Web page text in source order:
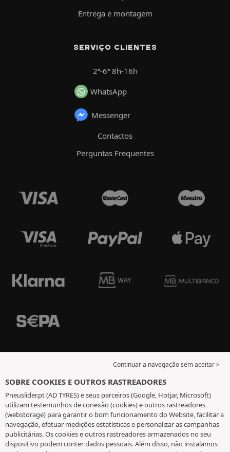
Entrega e montagem
SERVIÇO CLIENTES
2ª-6ª 8h-16h
WhatsApp
Messenger
Contactos
Perguntas Frequentes
Continuar a navegação sem aceitar >
SOBRE COOKIES E OUTROS RASTREADORES
Pneuslider.pt (AD TYRES) e seus parceiros (Google, Hotjar, Microsoft)
utilizam testemunhos de conexão (cookies) e outros rastreadores
(webstorage) para garantir o bom funcionamento do Website, facilitar a
navegação, efetuar medições estatísticas e personalizar as campanhas
publicitárias. Os cookies e outros rastreadores armazenados no seu
dispositivo podem conter dados pessoais. Além disso, não instalamos